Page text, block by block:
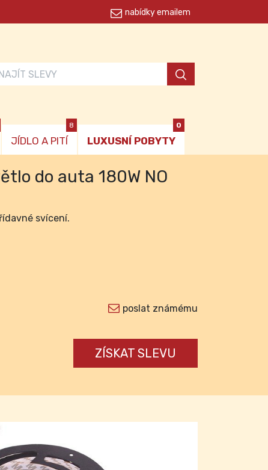
nabídky emailem
JÍDLO A PITÍ
8
LUXUSNÍ POBYTY
0
do auta 180W NO
svícení.
poslat známému
ZÍSKAT SLEVU